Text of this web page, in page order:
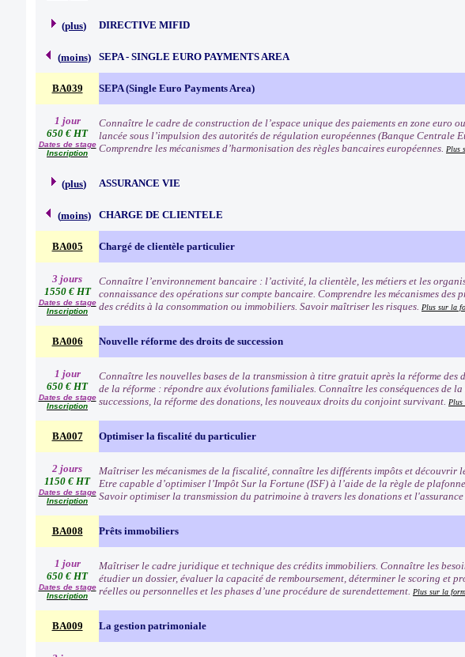
(plus) DIRECTIVE MIFID
(moins) SEPA - SINGLE EURO PAYMENTS AREA
BA039 SEPA (Single Euro Payments Area)
1 jour
650 € HT
Dates de stage
Inscription
Connaître le cadre de construction de l’espace unique des paiements en zone euro
lancée sous l’impulsion des autorités de régulation européennes (Banque Centrale
Comprendre les mécanismes d’harmonisation des règles bancaires européennes. Plus
(plus) ASSURANCE VIE
(moins) CHARGE DE CLIENTELE
BA005 Chargé de clientèle particulier
3 jours
1550 € HT
Dates de stage
Inscription
Connaître l’environnement bancaire : l’activité, la clientèle, les métiers et les
connaissance des opérations sur compte bancaire. Comprendre les mécanismes
des crédits à la consommation ou immobiliers. Savoir maîtriser les risques. Plus sur la
BA006 Nouvelle réforme des droits de succession
1 jour
650 € HT
Dates de stage
Inscription
Connaître les nouvelles bases de la transmission à titre gratuit après la réforme des
de la réforme : répondre aux évolutions familiales. Connaître les conséquences de
successions, la réforme des donations, les nouveaux droits du conjoint survivant.
BA007 Optimiser la fiscalité du particulier
2 jours
1150 € HT
Dates de stage
Inscription
Maîtriser les mécanismes de la fiscalité, connaître les différents impôts et découvrir
Etre capable d’optimiser l’Impôt Sur la Fortune (ISF) à l’aide de la règle de
Savoir optimiser la transmission du patrimoine à travers les donations et l'assurance
BA008 Prêts immobiliers
1 jour
650 € HT
Dates de stage
Inscription
Maîtriser le cadre juridique et technique des crédits immobiliers. Connaître les
étudier un dossier, évaluer la capacité de remboursement, déterminer le scoring et
réelles ou personnelles et les phases d’une procédure de surendettement. Plus sur la
BA009 La gestion patrimoniale